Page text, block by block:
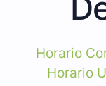
Horario
Horario